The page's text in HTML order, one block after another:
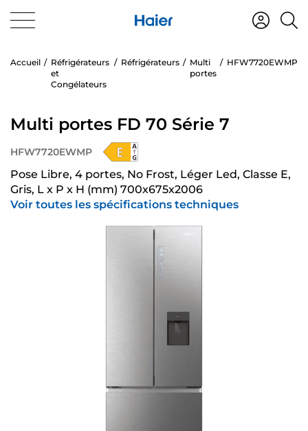
Accueil
Réfrigérateurs
et
Congélateurs
Réfrigérateurs
Multi
portes
HFW7720EWMP
Multi portes FD 70 Série 7
HFW7720EWMP
Pose Libre, 4 portes, No Frost, Léger Led, Classe E,
Gris, L x P x H (mm) 700x675x2006
Voir toutes les spécifications techniques